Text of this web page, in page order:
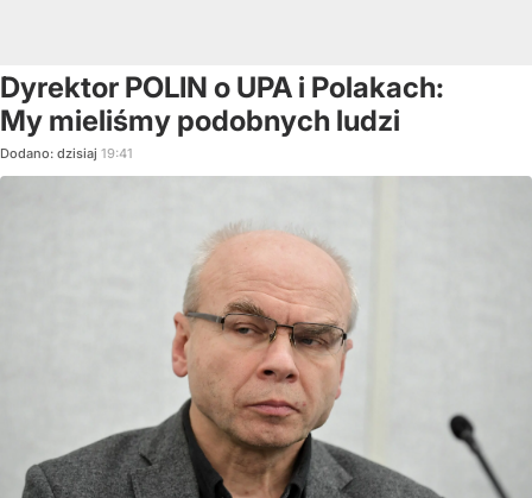
Dyrektor POLIN o UPA i Polakach:
My mieliśmy podobnych ludzi
Dodano: dzisiaj 19:41